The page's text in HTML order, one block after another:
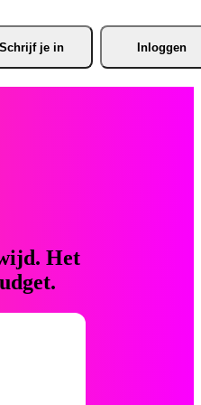
Schrijf je in Inloggen
Het